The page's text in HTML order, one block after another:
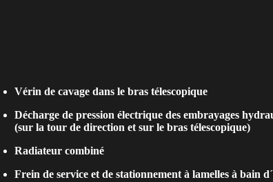
Vérin de cavage dans le bras télescopique
Décharge de pression électrique des embrayages
(sur la tour de direction et sur le bras télescopique)
Radiateur combiné
Frein de service et de stationnement à lamelles à bain